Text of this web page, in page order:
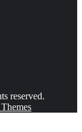
reserved.